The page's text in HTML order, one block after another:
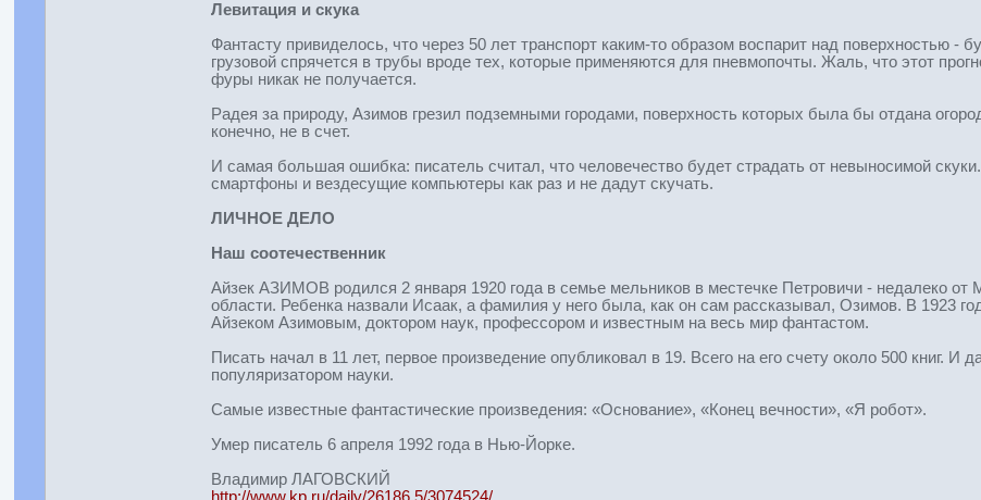
Левитация и скука
Фантасту привиделось, что через 50 лет транспорт каким-то образом воспарит над поверхностью -
грузовой спрячется в трубы вроде тех, которые применяются для пневмопочты. Жаль, что этот
фуры никак не получается.
Радея за природу, Азимов грезил подземными городами, поверхность которых была бы отдана
конечно, не в счет.
И самая большая ошибка: писатель считал, что человечество будет страдать от невыносимой
смартфоны и вездесущие компьютеры как раз и не дадут скучать.
ЛИЧНОЕ ДЕЛО
Наш соотечественник
Айзек АЗИМОВ родился 2 января 1920 года в семье мельников в местечке Петровичи - недалеко
области. Ребенка назвали Исаак, а фамилия у него была, как он сам рассказывал, Озимов. В 1923
Айзеком Азимовым, доктором наук, профессором и известным на весь мир фантастом.
Писать начал в 11 лет, первое произведение опубликовал в 19. Всего на его счету около 500 книг.
популяризатором науки.
Самые известные фантастические произведения: «Основание», «Конец вечности», «Я робот».
Умер писатель 6 апреля 1992 года в Нью-Йорке.
Владимир ЛАГОВСКИЙ